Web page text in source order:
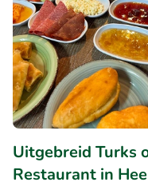
Uitgebreid Turks
Restaurant in